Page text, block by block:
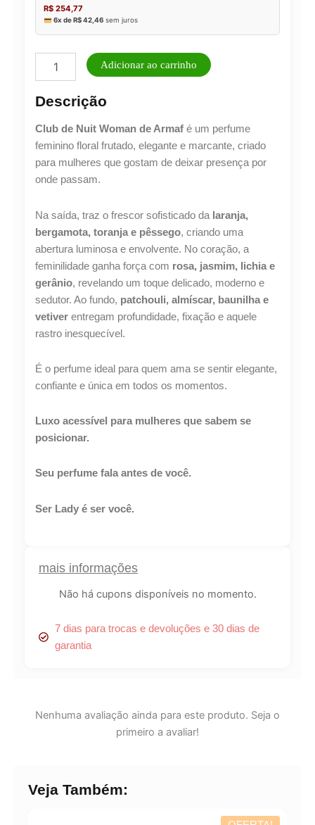
mais informações
Não há cupons disponíveis no momento.
7 dias para trocas e devoluções e 30 dias de
garantia
Lucre atéR$
Revenda por
R$ 349,00
Compre por
R$254,77
Woman
de
Parfum
ml
-
Árabe
quantidade
Adicionar ao carrinho
Descrição
Club de Nuit Woman de Armaf é um perfume
feminino floral frutado, elegante e marcante, criado
para mulheres que gostam de deixar presença por
onde passam.
Na saída, traz o frescor sofisticado da laranja,
bergamota, toranja e pêssego, criando uma
abertura luminosa e envolvente. No coração, a
feminilidade ganha força com rosa, jasmim, lichia e
gerânio, revelando um toque delicado, moderno e
sedutor. Ao fundo, patchouli, almíscar, baunilha e
vetiver entregam profundidade, fixação e aquele
rastro inesquecível.
É o perfume ideal para quem ama se sentir elegante,
confiante e única em todos os momentos.
Luxo acessível para mulheres que sabem se
posicionar.
Seu perfume fala antes de você.
Ser Lady é ser você.
Nenhuma avaliação ainda para este produto. Seja o
primeiro a avaliar!
Veja Também: